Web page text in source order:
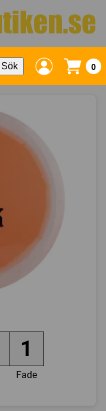
Sök 0
1
Fade